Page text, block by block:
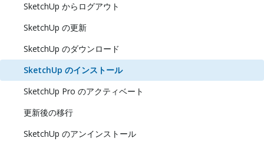
SketchUp からログアウト
SketchUp の更新
SketchUp のダウンロード
SketchUp のインストール
SketchUp Pro のアクティベート
更新後の移行
SketchUp のアンインストール